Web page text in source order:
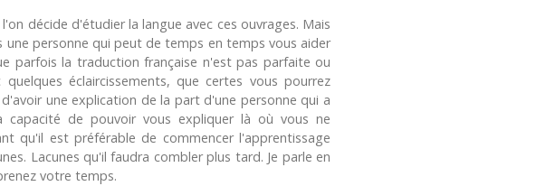
décide d'étudier la langue avec ces ouvrages. Mais
personne qui peut de temps en temps vous aider
parfois la traduction française n'est pas parfaite ou
éclaircissements, que certes vous pourrez
une explication de la part d'une personne qui a
de pouvoir vous expliquer là où vous ne
qu'il est préférable de commencer l'apprentissage
Lacunes qu'il faudra combler plus tard. Je parle en
votre temps.